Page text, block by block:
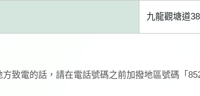
九龍觀塘道
致電的話，請在電話號碼之前加撥地區號碼「